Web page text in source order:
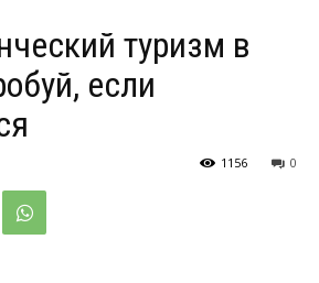
туризм в
если
0
1156